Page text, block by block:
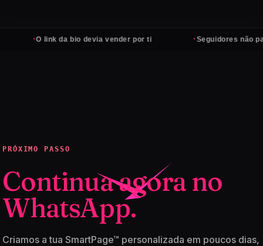
O link da bio devia vender por ti Seguidores não pagam
PRÓXIMO PASSO
Continua agora no
WhatsApp.
Criamos a tua SmartPage™ personalizada em poucos dias,